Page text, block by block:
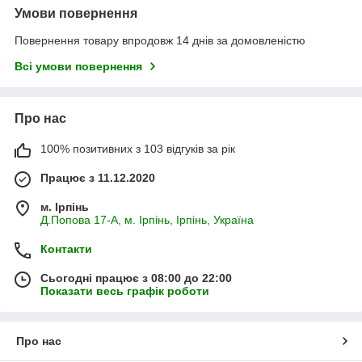
Умови повернення
Повернення товару впродовж 14 днів за домовленістю
Всі умови повернення
Про нас
100% позитивних з 103 відгуків за рік
Працює з 11.12.2020
м. Ірпінь
Д.Попова 17-А, м. Ірпінь, Ірпінь, Україна
Контакти
Сьогодні працює з 08:00 до 22:00
Показати весь графік роботи
Про нас